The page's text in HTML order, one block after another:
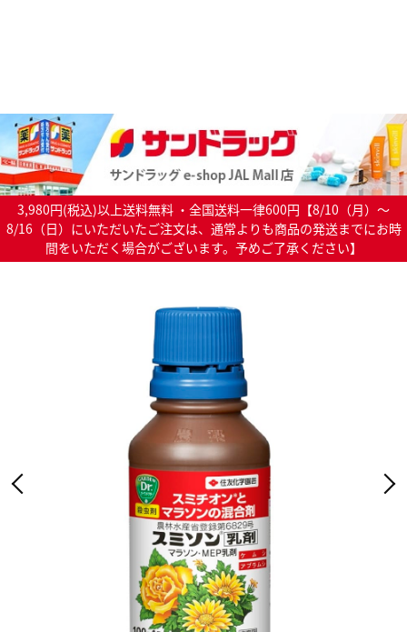
3,980円(税込)以上送料無料 ・全国送料一律600円【8/10（月）～
8/16（日）にいただいたご注文は、通常よりも商品の発送までにお時
間をいただく場合がございます。予めご了承ください】